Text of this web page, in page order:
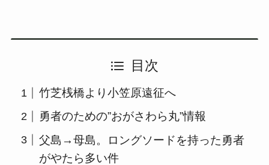
目次
竹芝桟橋より小笠原遠征へ
勇者のための”おがさわら丸”情報
父島→母島。ロングソードを持った勇者
がやたら多い件